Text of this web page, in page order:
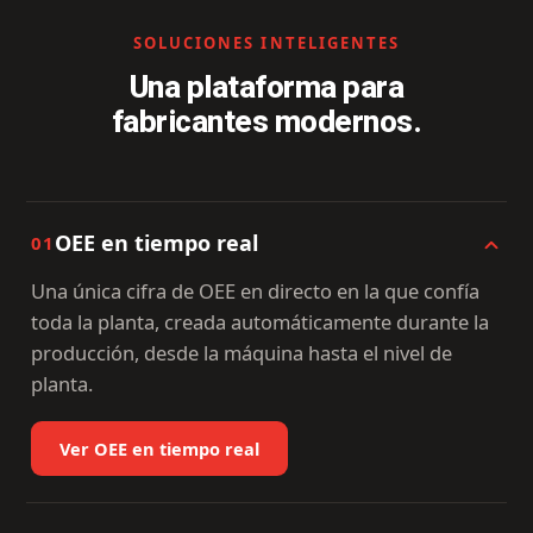
SOLUCIONES INTELIGENTES
Una plataforma para
fabricantes modernos.
01 OEE en tiempo real
Una única cifra de OEE en directo en la que confía
toda la planta, creada automáticamente durante la
producción, desde la máquina hasta el nivel de
planta.
Ver OEE en tiempo real